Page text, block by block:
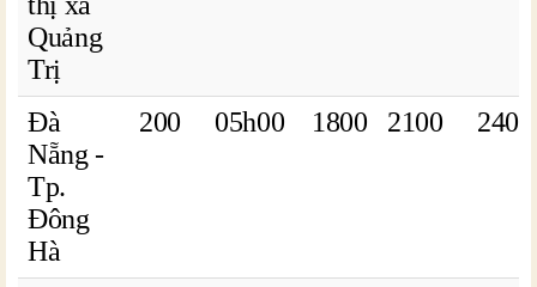
Quảng
Trị
Đà
Nẵng -
Tp.
Đông
Hà
200 05h00 1800 2100 2400